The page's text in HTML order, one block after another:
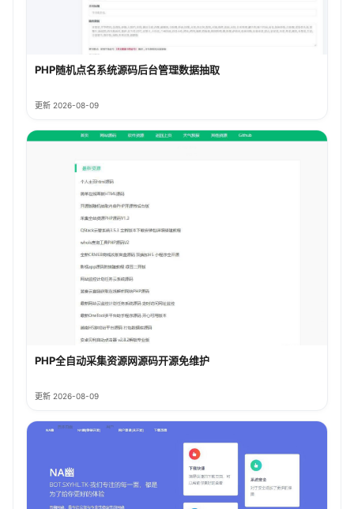
PHP随机点名系统源码后台管理数据抽取
更新 2026-08-09
PHP全自动采集资源网源码开源免维护
更新 2026-08-09